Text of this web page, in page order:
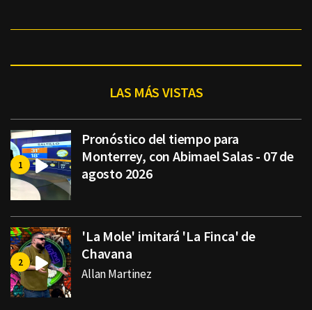
LAS MÁS VISTAS
Pronóstico del tiempo para
Monterrey, con Abimael Salas - 07 de
agosto 2026
'La Mole' imitará 'La Finca' de
Chavana
Allan Martinez